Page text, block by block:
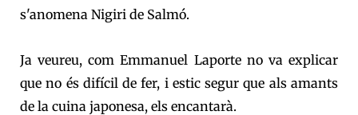
s'anomena Nigiri de Salmó.
Ja veureu, com Emmanuel Laporte no va explicar
que no és difícil de fer, i estic segur que als amants
de la cuina japonesa, els encantarà.